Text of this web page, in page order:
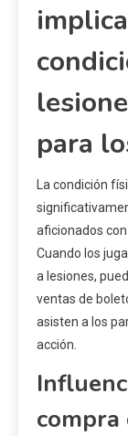
para
La condición
aficionados con
Cuando los
a lesiones,
ventas de
asisten a los
acción.